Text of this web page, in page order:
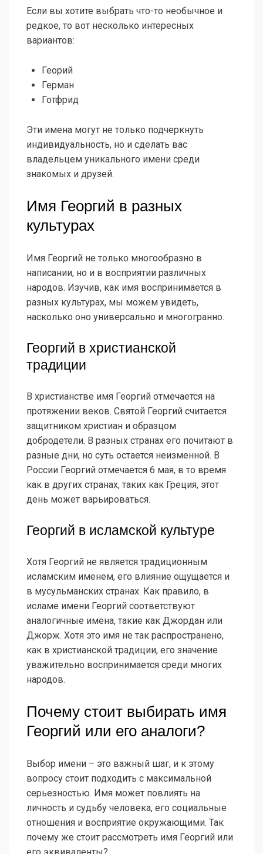
Если вы хотите выбрать что-то необычное и
редкое, то вот несколько интересных
вариантов:
Георий
Герман
Готфрид
Эти имена могут не только подчеркнуть
индивидуальность, но и сделать вас
владельцем уникального имени среди
знакомых и друзей.
Имя Георгий в разных
культурах
Имя Георгий не только многообразно в
написании, но и в восприятии различных
народов. Изучив, как имя воспринимается в
разных культурах, мы можем увидеть,
насколько оно универсально и многогранно.
Георгий в христианской
традиции
В христианстве имя Георгий отмечается на
протяжении веков. Святой Георгий считается
защитником христиан и образцом
добродетели. В разных странах его почитают в
разные дни, но суть остается неизменной. В
России Георгий отмечается 6 мая, в то время
как в других странах, таких как Греция, этот
день может варьироваться.
Георгий в исламской культуре
Хотя Георгий не является традиционным
исламским именем, его влияние ощущается и
в мусульманских странах. Как правило, в
исламе имени Георгий соответствуют
аналогичные имена, такие как Джордан или
Джорж. Хотя это имя не так распространено,
как в христианской традиции, его значение
уважительно воспринимается среди многих
народов.
Почему стоит выбирать имя
Георгий или его аналоги?
Выбор имени – это важный шаг, и к этому
вопросу стоит подходить с максимальной
серьезностью. Имя может повлиять на
личность и судьбу человека, его социальные
отношения и восприятие окружающими. Так
почему же стоит рассмотреть имя Георгий или